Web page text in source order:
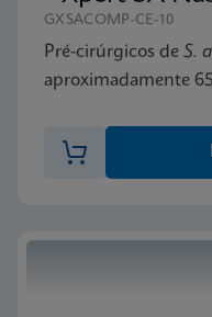
(GPM Reference
GXSACOMP-CE-10
Pré-cirúrgicos de S.
aproximadamente